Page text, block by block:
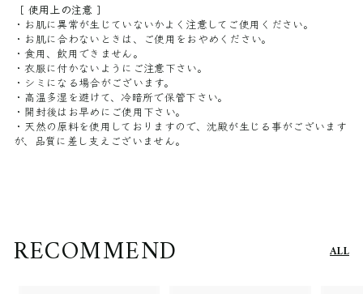
［ 使用上の注意 ］
・お肌に異常が生じていないかよく注意してご使用ください。
・お肌に合わないときは、ご使用をおやめください。
・食用、飲用できません。
・衣服に付かないようにご注意下さい。
・シミになる場合がございます。
・高温多湿を避けて、冷暗所で保管下さい。
・開封後はお早めにご使用下さい。
・天然の原料を使用しておりますので、沈殿が生じる事がございます
が、品質に差し支えございません。
RECOMMEND ALL